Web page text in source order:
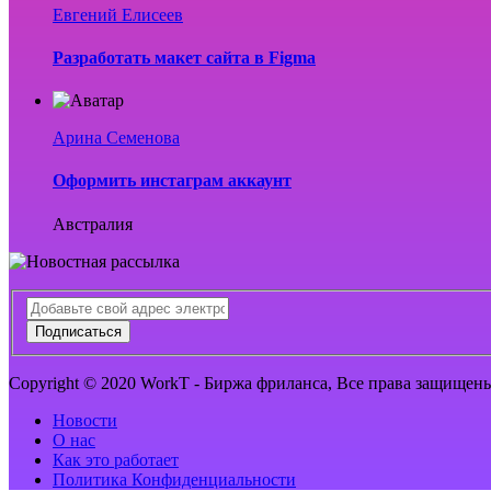
Евгений Елисеев
Разработать макет сайта в Figma
Арина Семенова
Оформить инстаграм аккаунт
Австралия
Подписаться
Copyright © 2020 WorkT - Биржа фриланса, Все права
Новости
О нас
Как это работает
Политика Конфиденциальности